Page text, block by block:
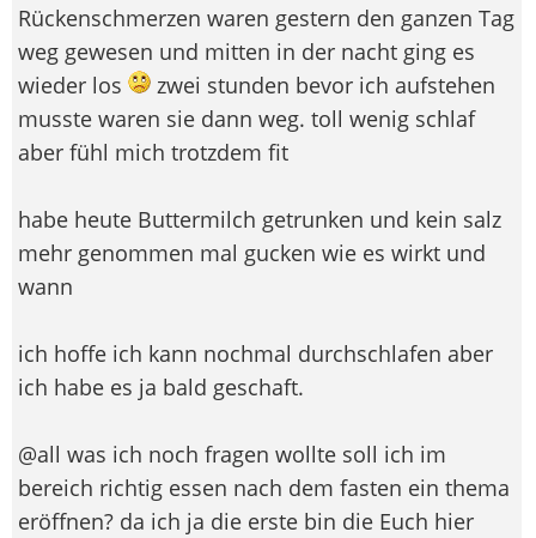
Rückenschmerzen waren gestern den ganzen Tag
weg gewesen und mitten in der nacht ging es
wieder los
zwei stunden bevor ich aufstehen
musste waren sie dann weg. toll wenig schlaf
aber fühl mich trotzdem fit
habe heute Buttermilch getrunken und kein salz
mehr genommen mal gucken wie es wirkt und
wann
ich hoffe ich kann nochmal durchschlafen aber
ich habe es ja bald geschaft.
@all was ich noch fragen wollte soll ich im
bereich richtig essen nach dem fasten ein thema
eröffnen? da ich ja die erste bin die Euch hier